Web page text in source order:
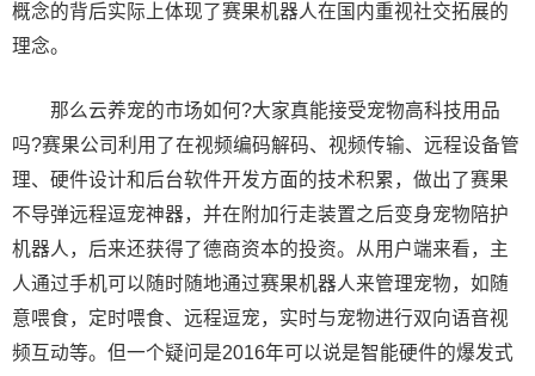
概念的背后实际上体现了赛果机器人在国内重视社交拓展的
理念。
那么云养宠的市场如何?大家真能接受宠物高科技用品
吗?赛果公司利用了在视频编码解码、视频传输、远程设备管
理、硬件设计和后台软件开发方面的技术积累，做出了赛果
不导弹远程逗宠神器，并在附加行走装置之后变身宠物陪护
机器人，后来还获得了德商资本的投资。从用户端来看，主
人通过手机可以随时随地通过赛果机器人来管理宠物，如随
意喂食，定时喂食、远程逗宠，实时与宠物进行双向语音视
频互动等。但一个疑问是2016年可以说是智能硬件的爆发式